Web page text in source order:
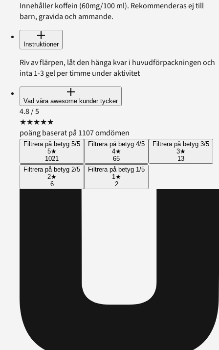
Innehåller koffein (60mg/100 ml). Rekommenderas ej till
barn, gravida och ammande.
Instruktioner
Riv av flärpen, låt den hänga kvar i huvudförpackningen och
inta 1-3 gel per timme under aktivitet
Vad våra awesome kunder tycker
4.8/ 5
★★★★★
poäng baserat på 1107 omdömen
Filtrera på betyg 5/5
5★
1021
Filtrera på betyg 4/5
4★
65
Filtrera på betyg 3/5
3★
13
Filtrera på betyg 2/5
2★
6
Filtrera på betyg 1/5
1★
2